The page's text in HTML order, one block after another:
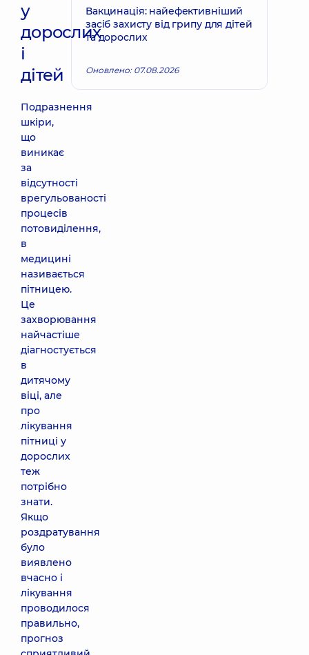
у
дорослих
і
дітей
Подразнення
шкіри,
що
виникає
за
відсутності
врегульованості
процесів
потовиділення,
в
медицині
називається
пітницею.
Це
захворювання
найчастіше
діагностується
в
дитячому
віці, але
про
лікування
пітниці у
дорослих
теж
потрібно
знати.
Якщо
роздратування
було
виявлено
вчасно і
лікування
проводилося
правильно,
прогноз
Вакцинація: найефективніший
засіб захисту від грипу для дітей
та дорослих
Оновлено: 07.08.2026